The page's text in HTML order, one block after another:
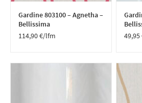
Gardine 803100 – Agnetha –
Bellissima
114,90€/lfm
49,95